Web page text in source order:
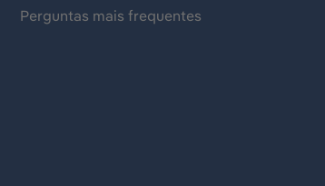
Perguntas mais frequentes